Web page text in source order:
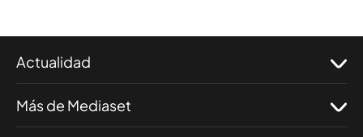
Actualidad
Más de Mediaset